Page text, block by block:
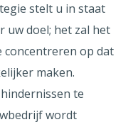
stelt u in staat
uw doel; het zal het
concentreren op dat
maken.
te
wordt